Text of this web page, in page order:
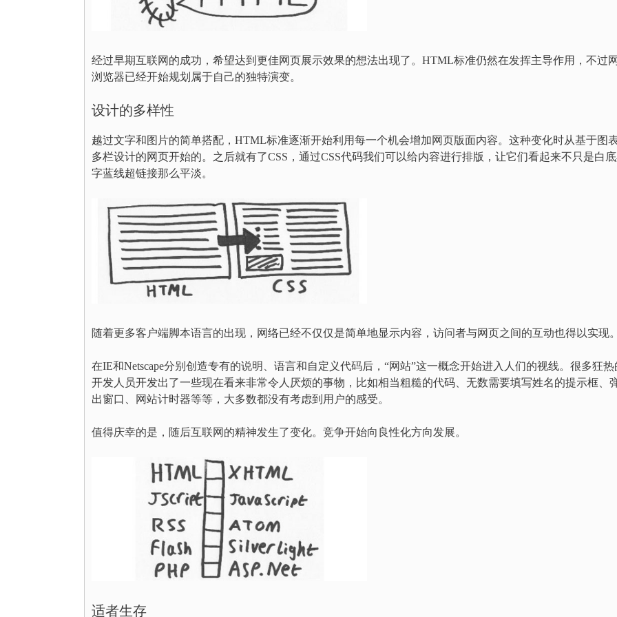
经过早期互联网的成功，希望达到更佳网页展示效果的想法出现了。HTML标准仍然在发挥主导作用，不过
浏览器已经开始规划属于自己的独特演变。
设计的多样性
越过文字和图片的简单搭配，HTML标准逐渐开始利用每一个机会增加网页版面内容。这种变化时从基于图
多栏设计的网页开始的。之后就有了CSS，通过CSS代码我们可以给内容进行排版，让它们看起来不只是白
字蓝线超链接那么平淡。
随着更多客户端脚本语言的出现，网络已经不仅仅是简单地显示内容，访问者与网页之间的互动也得以实现。
在IE和Netscape分别创造专有的说明、语言和自定义代码后，“网站”这一概念开始进入人们的视线。很多狂热
开发人员开发出了一些现在看来非常令人厌烦的事物，比如相当粗糙的代码、无数需要填写姓名的提示框、
出窗口、网站计时器等等，大多数都没有考虑到用户的感受。
值得庆幸的是，随后互联网的精神发生了变化。竞争开始向良性化方向发展。
适者生存